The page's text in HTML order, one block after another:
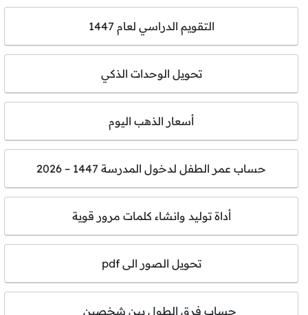
التقويم الدراسي لعام 1447
تحويل الوحدات الذكي
أسعار الذهب اليوم
حساب عمر الطفل لدخول المدرسة 1447 – 2026
أداة توليد وانشاء كلمات مرور قوية
تحويل الصور الى pdf
حساب فرق الطول بين شخصين